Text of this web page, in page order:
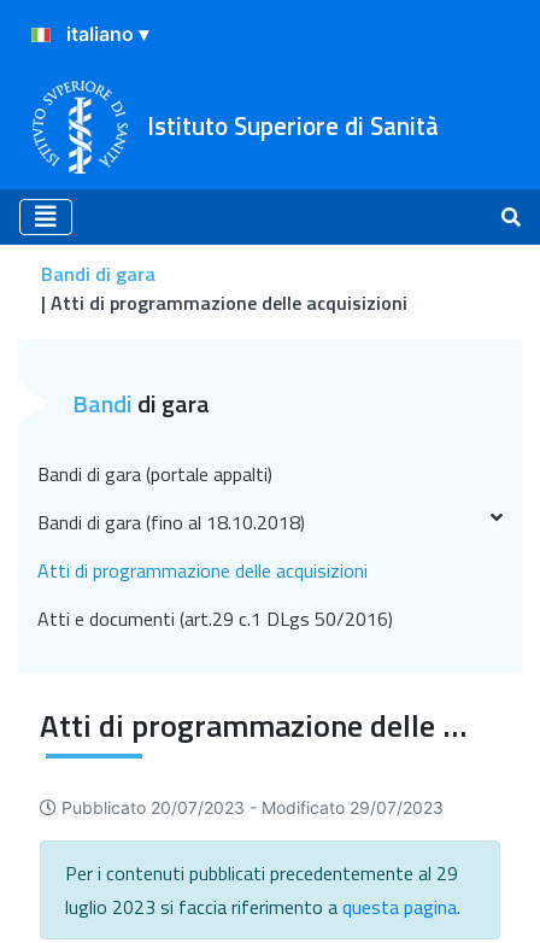
Istituto Superiore di Sanità
Bandi di gara
Atti di programmazione delle acquisizioni
Atti di programmazione delle acquisizioni
Pubblicato 20/07/2023 - Modificato 29/07/2023
Per i contenuti pubblicati precedentemente al 29
luglio 2023 si faccia riferimento aquesta pagina.
Bandidi gara
Bandi di gara (portale appalti)
Bandi di gara (fino al 18.10.2018)
Atti di programmazione delle acquisizioni
Atti e documenti (art.29 c.1 DLgs 50/2016)